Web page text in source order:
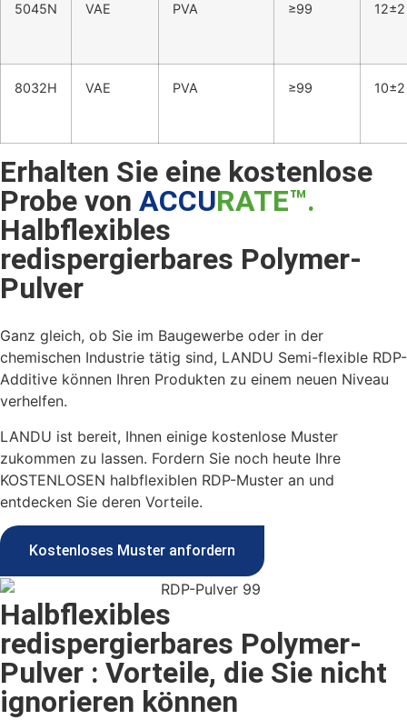
5045N VAE PVA ≥99 12±2
8032H VAE PVA ≥99 10±2
Erhalten Sie eine kostenlose
Probe von ACCURATE™.
Halbflexibles
redispergierbares Polymer-
Pulver
Ganz gleich, ob Sie im Baugewerbe oder in der
chemischen Industrie tätig sind, LANDU Semi-flexible RDP-
Additive können Ihren Produkten zu einem neuen Niveau
verhelfen.
LANDU ist bereit, Ihnen einige kostenlose Muster
zukommen zu lassen. Fordern Sie noch heute Ihre
KOSTENLOSEN halbflexiblen RDP-Muster an und
entdecken Sie deren Vorteile.
Kostenloses Muster anfordern
Halbflexibles
redispergierbares Polymer-
Pulver : Vorteile, die Sie nicht
ignorieren können